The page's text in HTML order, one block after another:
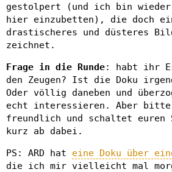
gestolpert (und ich bin
hier einzubetten), die doch
drastischeres und düsteres
zeichnet.
Frage in die Runde: habt ihr
den Zeugen? Ist die Doku
Oder völlig daneben und
echt interessieren. Aber
freundlich und schaltet euren
kurz ab dabei.
PS: ARD hat eine Doku über
die ich mir vielleicht mal